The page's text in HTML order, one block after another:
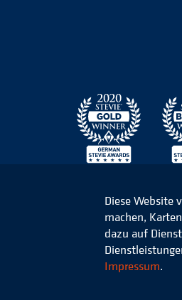
© 2026
Diese Website
machen,
dazu auf
Impressum.